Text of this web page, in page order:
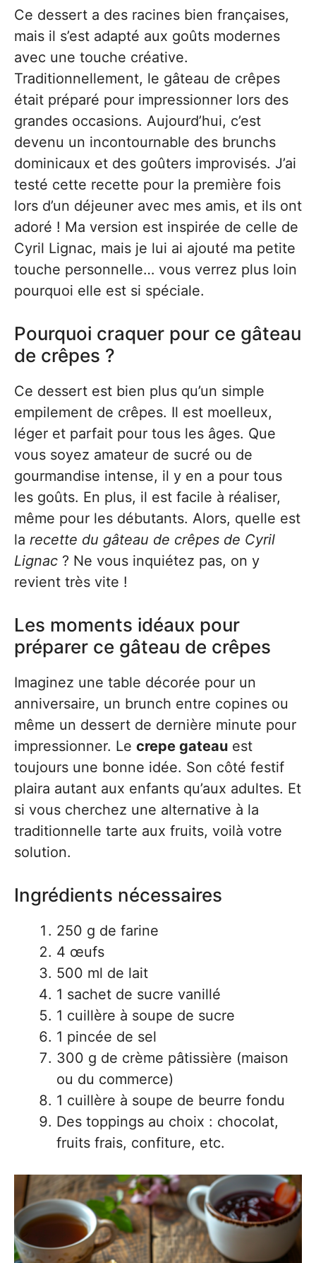
Ce dessert a des racines bien françaises,
mais il s’est adapté aux goûts modernes
avec une touche créative.
Traditionnellement, le gâteau de crêpes
était préparé pour impressionner lors des
grandes occasions. Aujourd’hui, c’est
devenu un incontournable des brunchs
dominicaux et des goûters improvisés. J’ai
testé cette recette pour la première fois
lors d’un déjeuner avec mes amis, et ils ont
adoré ! Ma version est inspirée de celle de
Cyril Lignac, mais je lui ai ajouté ma petite
touche personnelle… vous verrez plus loin
pourquoi elle est si spéciale.
Pourquoi craquer pour ce gâteau
de crêpes ?
Ce dessert est bien plus qu’un simple
empilement de crêpes. Il est moelleux,
léger et parfait pour tous les âges. Que
vous soyez amateur de sucré ou de
gourmandise intense, il y en a pour tous
les goûts. En plus, il est facile à réaliser,
même pour les débutants. Alors, quelle est
la recette du gâteau de crêpes de Cyril
Lignac ? Ne vous inquiétez pas, on y
revient très vite !
Les moments idéaux pour
préparer ce gâteau de crêpes
Imaginez une table décorée pour un
anniversaire, un brunch entre copines ou
même un dessert de dernière minute pour
impressionner. Le crepe gateau est
toujours une bonne idée. Son côté festif
plaira autant aux enfants qu’aux adultes. Et
si vous cherchez une alternative à la
traditionnelle tarte aux fruits, voilà votre
solution.
Ingrédients nécessaires
250 g de farine
4 œufs
500 ml de lait
1 sachet de sucre vanillé
1 cuillère à soupe de sucre
1 pincée de sel
300 g de crème pâtissière (maison
ou du commerce)
1 cuillère à soupe de beurre fondu
Des toppings au choix : chocolat,
fruits frais, confiture, etc.